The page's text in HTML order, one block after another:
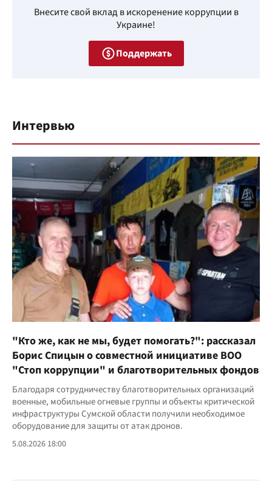
Внесите свой вклад в искоренение коррупции в
Украине!
Поддержать
Интервью
"Кто же, как не мы, будет помогать?": рассказал
Борис Спицын о совместной инициативе ВОО
"Стоп коррупции" и благотворительных фондов
Благодаря сотрудничеству благотворительных организаций
военные, мобильные огневые группы и объекты критической
инфраструктуры Сумской области получили необходимое
оборудование для защиты от атак дронов.
5.08.2026 18:00